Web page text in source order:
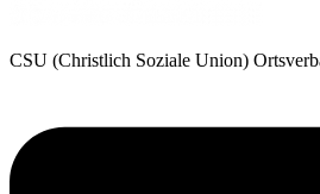
CSU (Christlich Soziale Union)